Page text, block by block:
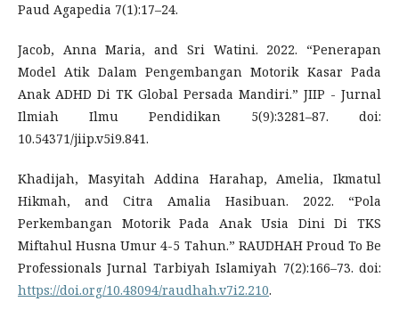
Paud Agapedia 7(1):17–24.
Jacob, Anna Maria, and Sri Watini. 2022. “Penerapan
Model Atik Dalam Pengembangan Motorik Kasar Pada
Anak ADHD Di TK Global Persada Mandiri.” JIIP - Jurnal
Ilmiah Ilmu Pendidikan 5(9):3281–87. doi:
10.54371/jiip.v5i9.841.
Khadijah, Masyitah Addina Harahap, Amelia, Ikmatul
Hikmah, and Citra Amalia Hasibuan. 2022. “Pola
Perkembangan Motorik Pada Anak Usia Dini Di TKS
Miftahul Husna Umur 4-5 Tahun.” RAUDHAH Proud To Be
Professionals Jurnal Tarbiyah Islamiyah 7(2):166–73. doi:
https://doi.org/10.48094/raudhah.v7i2.210.